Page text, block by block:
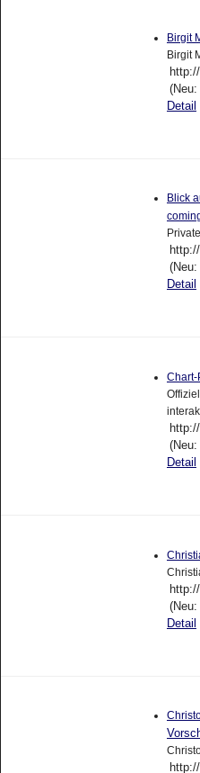
Birgit
Birgit
Detail
Blick
Detail
Chart-
Detail
Detail